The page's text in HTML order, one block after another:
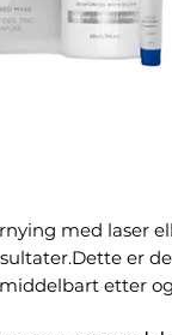
med laser
er
etter og